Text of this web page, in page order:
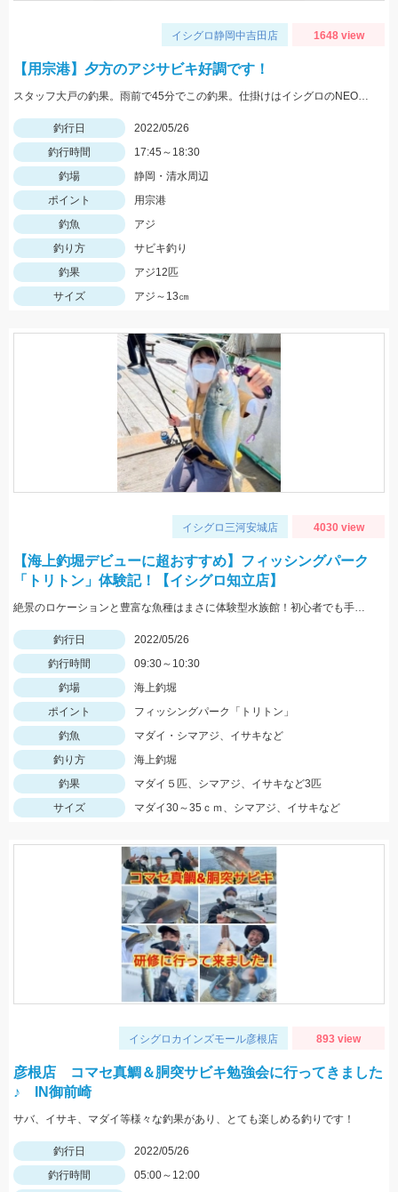
イシグロ静岡中吉田店 1648 view
【用宗港】夕方のアジサビキ好調です！
スタッフ大戸の釣果。雨前で45分でこの釣果。仕掛けはイシグロのNEO 豆アジマッチ２号にて。
釣行日
2022/05/26
釣行時間
17:45～18:30
釣場
静岡・清水周辺
ポイント
用宗港
釣魚
アジ
釣り方
サビキ釣り
釣果
アジ12匹
サイズ
アジ～13㎝
イシグロ三河安城店 4030 view
【海上釣堀デビューに超おすすめ】フィッシングパーク
「トリトン」体験記！【イシグロ知立店】
絶景のロケーションと豊富な魚種はまさに体験型水族館！初心者でも手軽に釣れますよ！
釣行日
2022/05/26
釣行時間
09:30～10:30
釣場
海上釣堀
ポイント
フィッシングパーク「トリトン」
釣魚
マダイ・シマアジ、イサキなど
釣り方
海上釣堀
釣果
マダイ５匹、シマアジ、イサキなど3匹
サイズ
マダイ30～35ｃｍ、シマアジ、イサキなど
イシグロカインズモール彦根店 893 view
彦根店 コマセ真鯛＆胴突サビキ勉強会に行ってきました
♪ IN御前崎
サバ、イサキ、マダイ等様々な釣果があり、とても楽しめる釣りです！
釣行日
2022/05/26
釣行時間
05:00～12:00